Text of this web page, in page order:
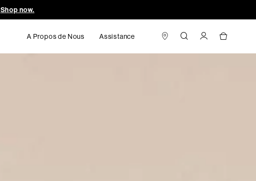
Shop now.
A Propos de Nous Assistance